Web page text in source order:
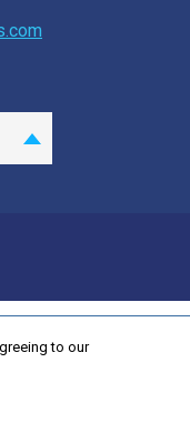
to our